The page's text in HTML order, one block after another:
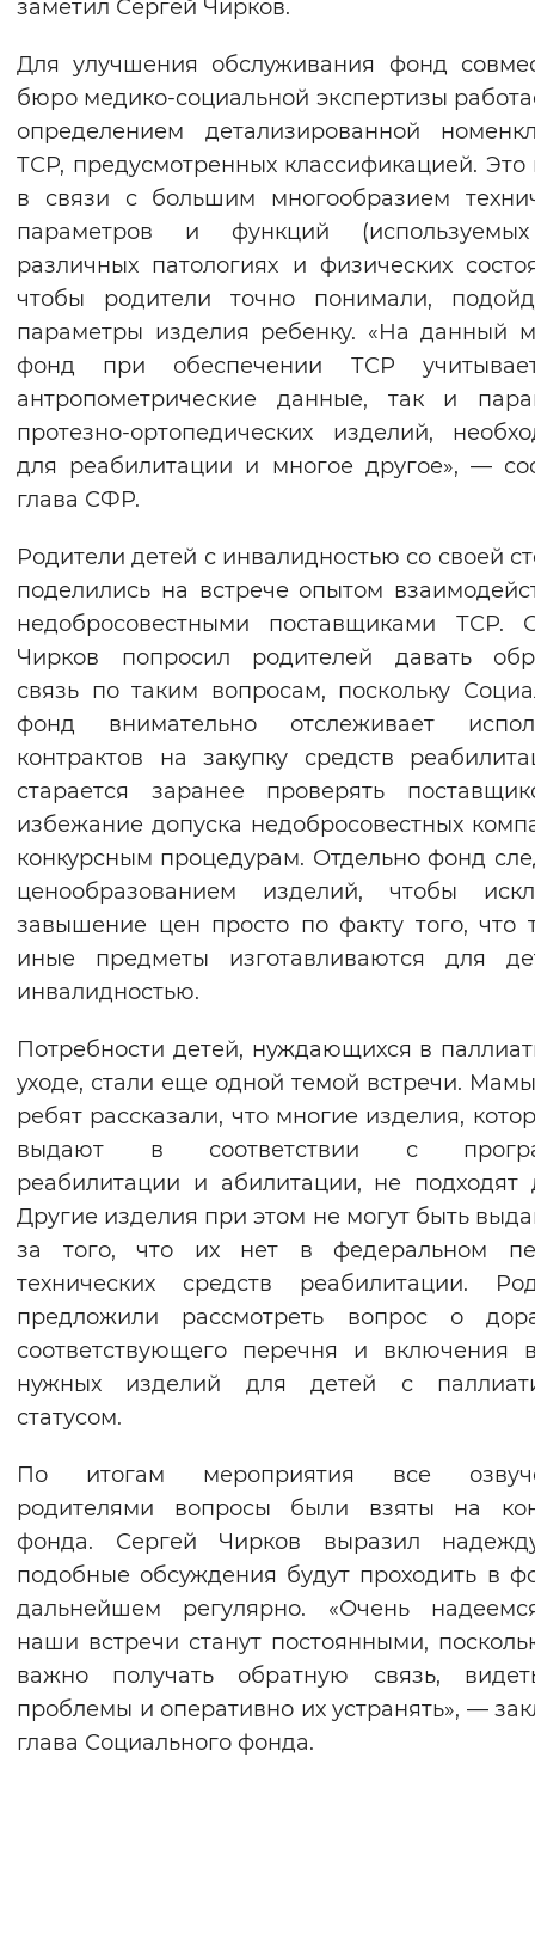
заметил Сергей Чирков.
Для улучшения обслуживания фонд
бюро медико-социальной экспертизы
определением детализированной
ТСР, предусмотренных классификацией.
в связи с большим многообразием
параметров и функций
различных патологиях и физических
чтобы родители точно понимали,
параметры изделия ребенку. «На данный
фонд при обеспечении ТСР
антропометрические данные, так и
протезно-ортопедических изделий,
для реабилитации и многое другое», —
глава СФР.
Родители детей с инвалидностью со своей
поделились на встрече опытом
недобросовестными поставщиками ТСР.
Чирков попросил родителей давать
связь по таким вопросам, поскольку
фонд внимательно отслеживает
контрактов на закупку средств
старается заранее проверять
избежание допуска недобросовестных
конкурсным процедурам. Отдельно фонд
ценообразованием изделий, чтобы
завышение цен просто по факту того, что
иные предметы изготавливаются для
инвалидностью.
Потребности детей, нуждающихся в
уходе, стали еще одной темой встречи.
ребят рассказали, что многие изделия,
выдают в соответствии с
реабилитации и абилитации, не подходят
Другие изделия при этом не могут быть
за того, что их нет в федеральном
технических средств реабилитации.
предложили рассмотреть вопрос о
соответствующего перечня и включения
нужных изделий для детей с
статусом.
По итогам мероприятия все
родителями вопросы были взяты на
фонда. Сергей Чирков выразил
подобные обсуждения будут проходить в
дальнейшем регулярно. «Очень
наши встречи станут постоянными,
важно получать обратную связь,
проблемы и оперативно их устранять», —
глава Социального фонда.